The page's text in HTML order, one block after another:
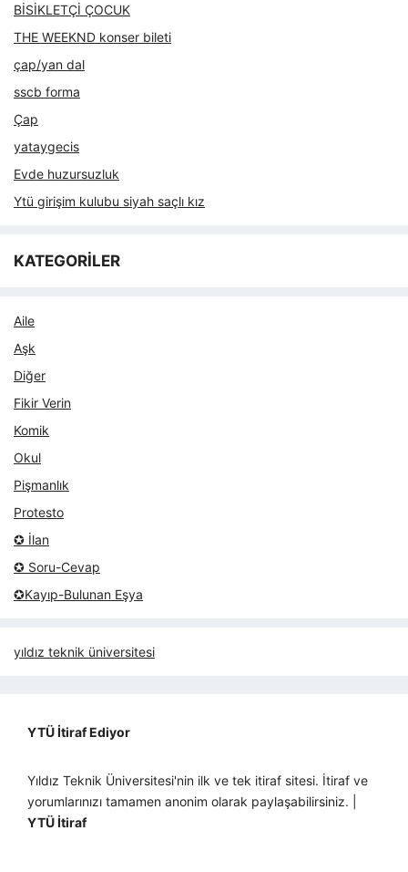
BİSİKLETÇİ ÇOCUK
THE WEEKND konser bileti
çap/yan dal
sscb forma
Çap
yataygecis
Evde huzursuzluk
Ytü girişim kulubu siyah saçlı kız
KATEGORİLER
Aile
Aşk
Diğer
Fikir Verin
Komik
Okul
Pişmanlık
Protesto
✪ İlan
✪ Soru-Cevap
✪Kayıp-Bulunan Eşya
yıldız teknik üniversitesi
YTÜ İtiraf Ediyor
Yıldız Teknik Üniversitesi'nin ilk ve tek itiraf sitesi. İtiraf ve
yorumlarınızı tamamen anonim olarak paylaşabilirsiniz. |
YTÜ İtiraf